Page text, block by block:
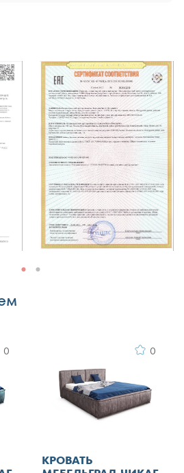
публикации
и даю согласие на
данных
Отменить
0 0
КРОВАТЬ